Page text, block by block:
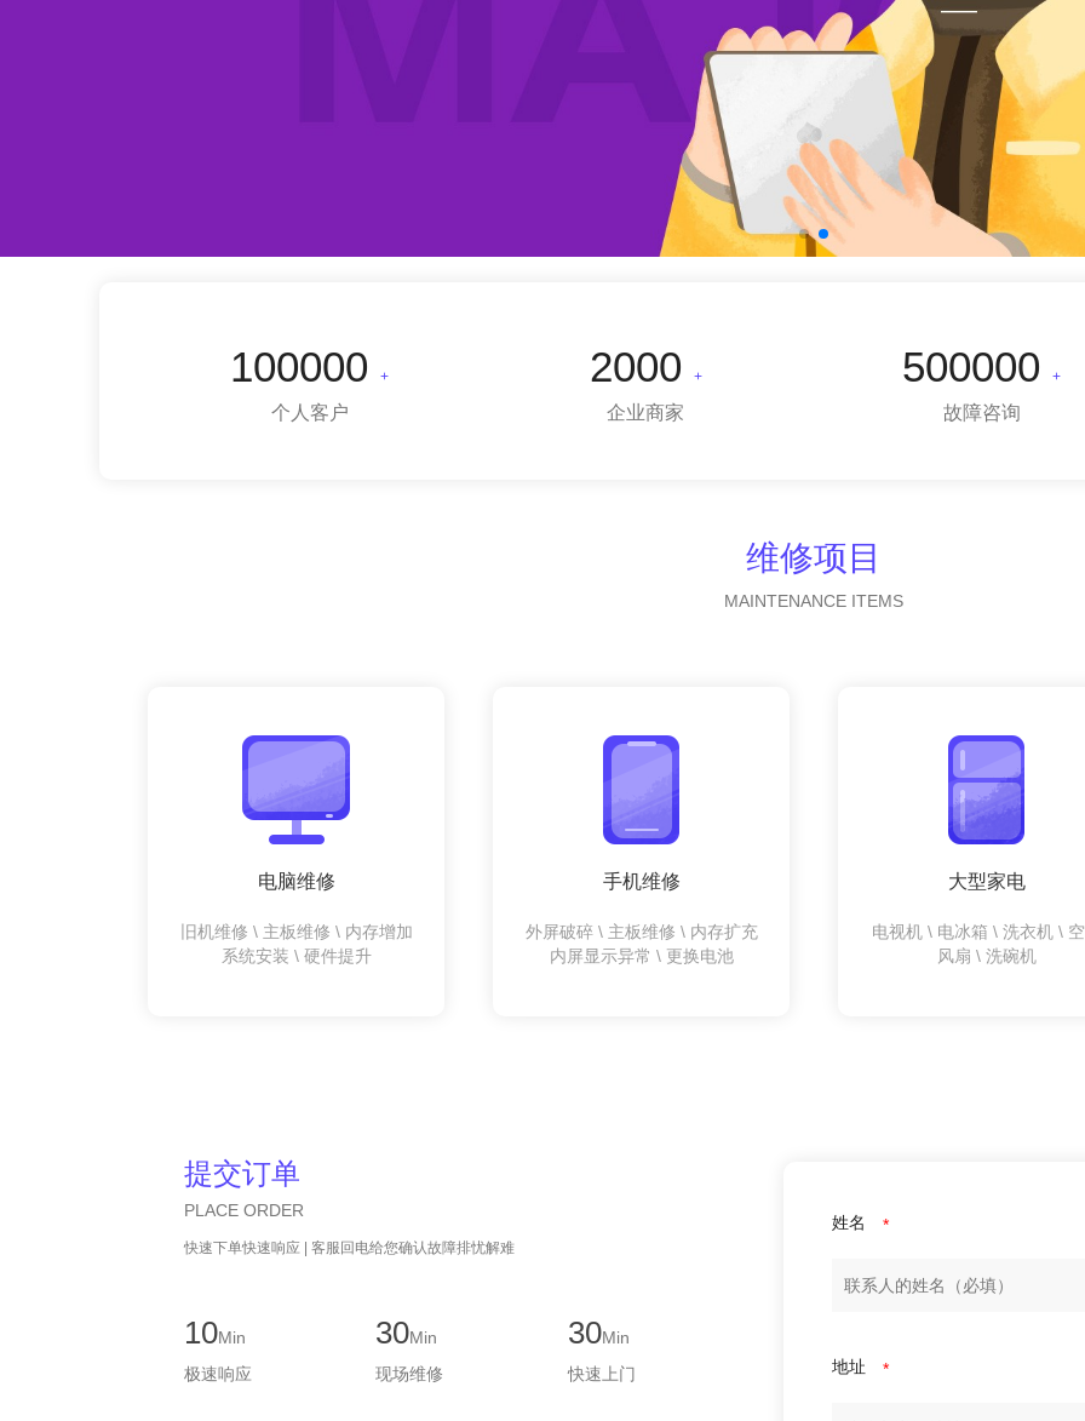
100000+
个人客户
2000 +
企业商家
500000+
故障咨询
维修项目
MAINTENANCE ITEMS
电脑维修
旧机维修 \ 主板维修 \ 内存增加
系统安装 \ 硬件提升
手机维修
外屏破碎 \ 主板维修 \ 内存扩充
内屏显示异常 \ 更换电池
大型家电
电视机 \ 电冰箱 \ 洗衣机 \
风扇 \ 洗碗机
提交订单
PLACE ORDER
快速下单快速响应 | 客服回电给您确认故障排忧解难
10Min
极速响应
30Min
现场维修
30Min
快速上门
姓名 *
地址 *